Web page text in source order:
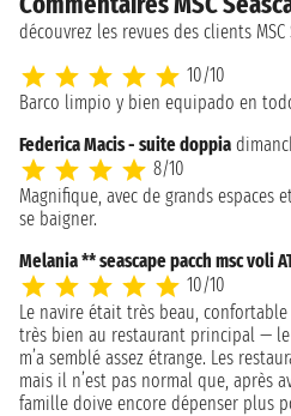
découvrez les revues des clients MSC
10/10
Barco limpio y bien equipado en
Federica Macis - suite doppia
8/10
Magnifique, avec de grands
se baigner.
Melania ** seascape pacch msc voli
10/10
Le navire était très beau,
très bien au restaurant principal —
m’a semblé assez étrange. Les
mais il n’est pas normal que, après
famille doive encore dépenser plus